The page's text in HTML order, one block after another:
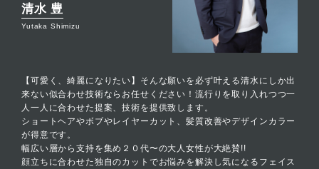
清水 豊
Yutaka Shimizu
【可愛く、綺麗になりたい】そんな願いを必ず叶える清水にしか出
来ない似合わせ技術ならお任せください！流行りを取り入れつつ一
人一人に合わせた提案、技術を提供致します。
ショートヘアやボブやレイヤーカット、髪質改善やデザインカラー
が得意です。
幅広い層から支持を集め２０代〜の大人女性が大絶賛!!
顔立ちに合わせた独自のカットでお悩みを解決し気になるフェイス